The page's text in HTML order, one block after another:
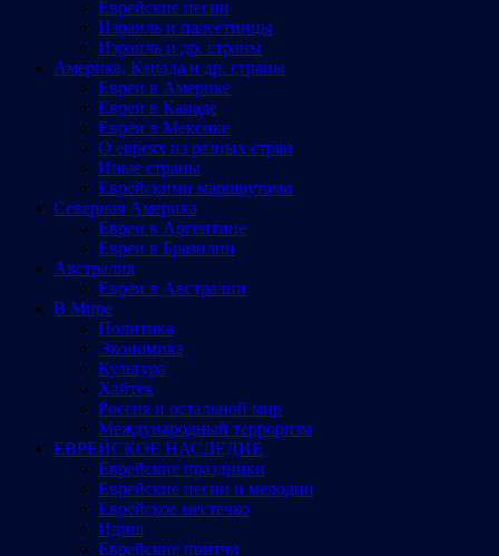
Еврейские песни
Израиль и палестинцы
Израиль и др. страны
Америка, Канада и др. страны
Евреи в Америке
Евреи в Канаде
Евреи в Мексике
О евреях из разных стран
Иные страны
Еврейскими маршрутами
Северная Америка
Евреи в Аргентине
Евреи в Бразилии
Австралия
Евреи в Австралии
В Мире
Политика
Экономика
Культура
Хайтек
Россия и остальной мир
Международный терроризм
ЕВРЕЙСКОЕ НАСЛЕДИЕ
Еврейские праздники
Еврейские песни и мелодии
Еврейское местечко
Идиш
Еврейские притчи